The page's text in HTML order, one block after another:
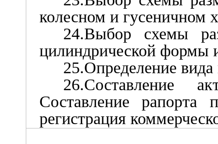
колесном и гусеничном
24.Выбор схемы
цилиндрической формы
25.Определение вида
26.Составление
Составление рапорта
регистрация